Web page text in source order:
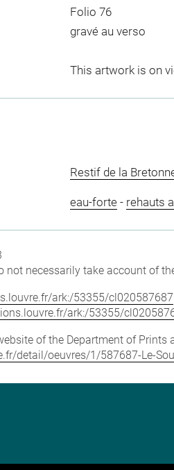
Folio 76
gravé au verso
This artwork is on
Restif de la
eau-forte- rehauts
not necessarily take account of
ark:/53355/cl020587687
ark:/53355/
of the Department of Prints
detail/oeuvres/1/587687-Le-